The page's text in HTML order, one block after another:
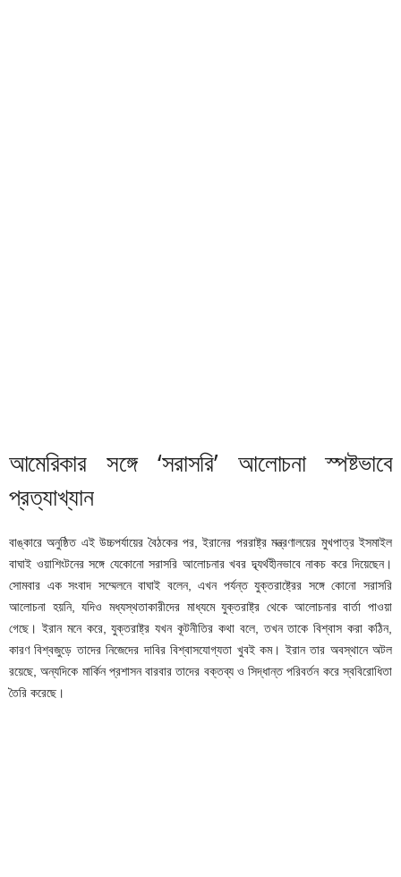
আমেরিকার সঙ্গে ‘সরাসরি’ আলোচনা স্পষ্টভাবে
প্রত্যাখ্যান
বাঙ্কারে অনুষ্ঠিত এই উচ্চপর্যায়ের বৈঠকের পর, ইরানের পররাষ্ট্র মন্ত্রণালয়ের মুখপাত্র ইসমাইল
বাঘাই ওয়াশিংটনের সঙ্গে যেকোনো সরাসরি আলোচনার খবর দ্ব্যর্থহীনভাবে নাকচ করে দিয়েছেন।
সোমবার এক সংবাদ সম্মেলনে বাঘাই বলেন, এখন পর্যন্ত যুক্তরাষ্ট্রের সঙ্গে কোনো সরাসরি
আলোচনা হয়নি, যদিও মধ্যস্থতাকারীদের মাধ্যমে যুক্তরাষ্ট্র থেকে আলোচনার বার্তা পাওয়া
গেছে। ইরান মনে করে, যুক্তরাষ্ট্র যখন কূটনীতির কথা বলে, তখন তাকে বিশ্বাস করা কঠিন,
কারণ বিশ্বজুড়ে তাদের নিজেদের দাবির বিশ্বাসযোগ্যতা খুবই কম। ইরান তার অবস্থানে অটল
রয়েছে, অন্যদিকে মার্কিন প্রশাসন বারবার তাদের বক্তব্য ও সিদ্ধান্ত পরিবর্তন করে স্ববিরোধিতা
তৈরি করেছে।